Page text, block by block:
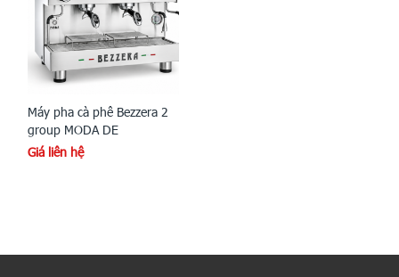
Máy pha cà phê Bezzera 2
group MODA DE
Giá liên hệ